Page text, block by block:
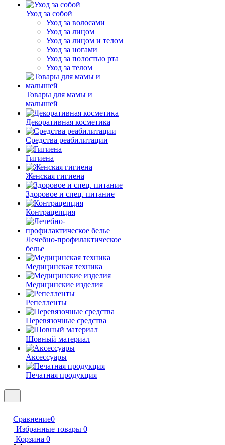
Уход за собой
Уход за волосами
Уход за лицом
Уход за лицом и телом
Уход за ногами
Уход за полостью рта
Уход за телом
Товары для мамы и
малышей
Декоративная косметика
Средства реабилитации
Гигиена
Женская гигиена
Здоровое и спец. питание
Контрацепция
Лечебно-профилактическое
белье
Медицинская техника
Медицинские изделия
Репелленты
Перевязочные средства
Шовный материал
Аксессуары
Печатная продукция
Сравнение0
Избранные товары 0
Корзина 0